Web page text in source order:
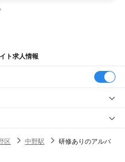
ト求人情報
区 中野駅
研修ありのアルバ